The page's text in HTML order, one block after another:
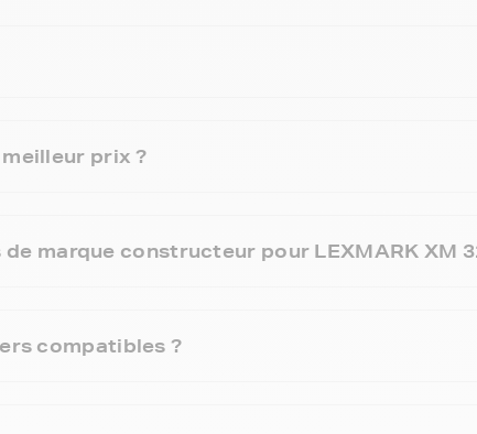
prix ?
marque constructeur pour LEXMARK XM
compatibles ?